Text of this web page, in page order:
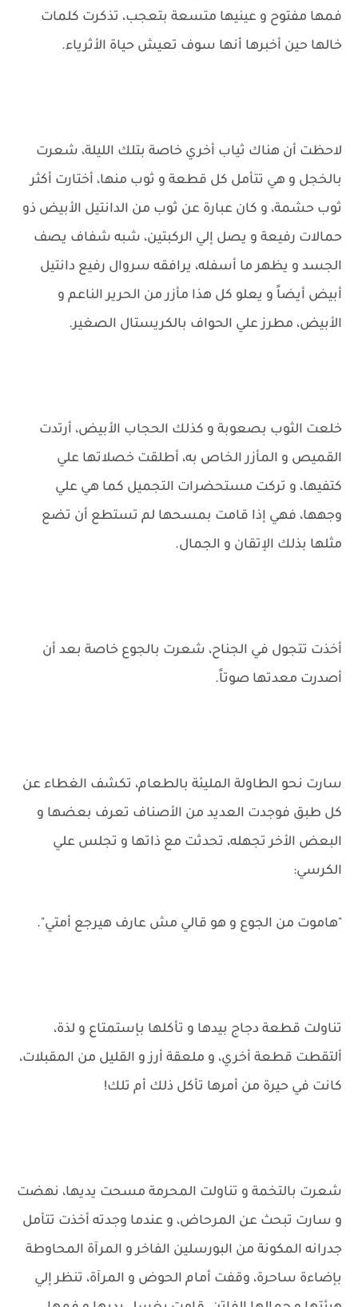
فمها مفتوح و عينيها متسعة بتعجب، تذكرت كلمات
خالها حين أخبرها أنها سوف تعيش حياة الأثرياء.
لاحظت أن هناك ثياب أخري خاصة بتلك الليلة، شعرت
بالخجل و هي تتأمل كل قطعة و ثوب منها، أختارت أكثر
ثوب حشمة، و كان عبارة عن ثوب من الدانتيل الأبيض ذو
حمالات رفيعة و يصل إلي الركبتين، شبه شفاف يصف
الجسد و يظهر ما أسفله، يرافقه سروال رفيع دانتيل
أبيض أيضاً و يعلو كل هذا مأزر من الحرير الناعم و
الأبيض، مطرز علي الحواف بالكريستال الصغير.
خلعت الثوب بصعوبة و كذلك الحجاب الأبيض، أرتدت
القميص و المأزر الخاص به، أطلقت خصلاتها علي
كتفيها، و تركت مستحضرات التجميل كما هي علي
وجهها، فهي إذا قامت بمسحها لم تستطع أن تضع
مثلها بذلك الإتقان و الجمال.
أخذت تتجول في الجناح، شعرت بالجوع خاصة بعد أن
أصدرت معدتها صوتاً.
سارت نحو الطاولة المليئة بالطعام، تكشف الغطاء عن
كل طبق فوجدت العديد من الأصناف تعرف بعضها و
البعض الأخر تجهله، تحدثت مع ذاتها و تجلس علي
الكرسي:
"هاموت من الجوع و هو قالي مش عارف هيرجع أمتي".
تناولت قطعة دجاج بيدها و تأكلها بإستمتاع و لذة،
ألتقطت قطعة أخري، و ملعقة أرز و القليل من المقبلات،
كانت في حيرة من أمرها تأكل ذلك أم تلك!
شعرت بالتخمة و تناولت المحرمة مسحت يديها، نهضت
و سارت تبحث عن المرحاض، و عندما وجدته أخذت تتأمل
جدرانه المكونة من البورسلين الفاخر و المرآة المحاوطة
بإضاءة ساحرة، وقفت أمام الحوض و المرآة، تنظر إلي